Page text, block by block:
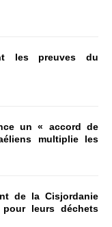
les preuves du
un « accord de
multiplie les
de la Cisjordanie
pour leurs déchets